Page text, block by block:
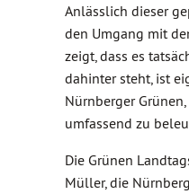
Anlässlich dieser
den Umgang mit
zeigt, dass es
dahinter steht, ist
Nürnberger
umfassend zu
Die Grünen
Müller, die